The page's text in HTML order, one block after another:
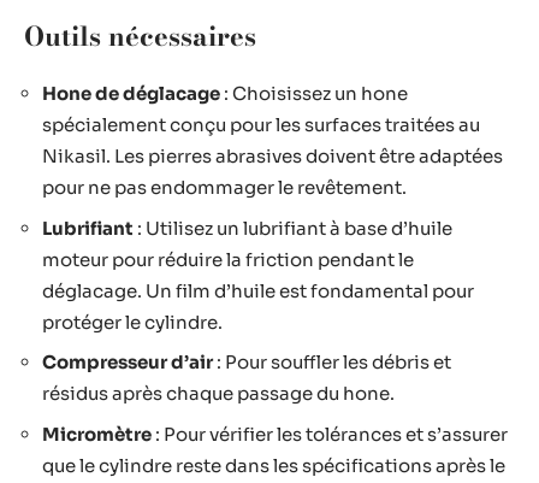
Outils nécessaires
Hone de déglacage : Choisissez un hone
spécialement conçu pour les surfaces traitées au
Nikasil. Les pierres abrasives doivent être adaptées
pour ne pas endommager le revêtement.
Lubrifiant : Utilisez un lubrifiant à base d’huile
moteur pour réduire la friction pendant le
déglacage. Un film d’huile est fondamental pour
protéger le cylindre.
Compresseur d’air: Pour souffler les débris et
résidus après chaque passage du hone.
Micromètre : Pour vérifier les tolérances et s’assurer
que le cylindre reste dans les spécifications après le